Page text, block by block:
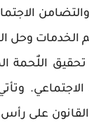
وحل
اللٌحمة
على